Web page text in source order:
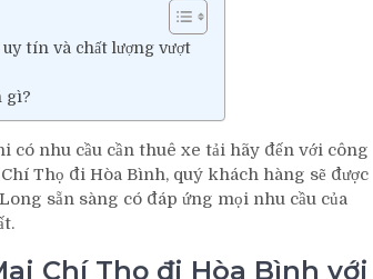
tín và chất lượng vượt
gì?
có nhu cầu cần thuê xe tải hãy đến với công
Thọ đi Hòa Bình, quý khách hàng sẽ được
sẵn sàng có đáp ứng mọi nhu cầu của
Chí Thọ đi Hòa Bình với